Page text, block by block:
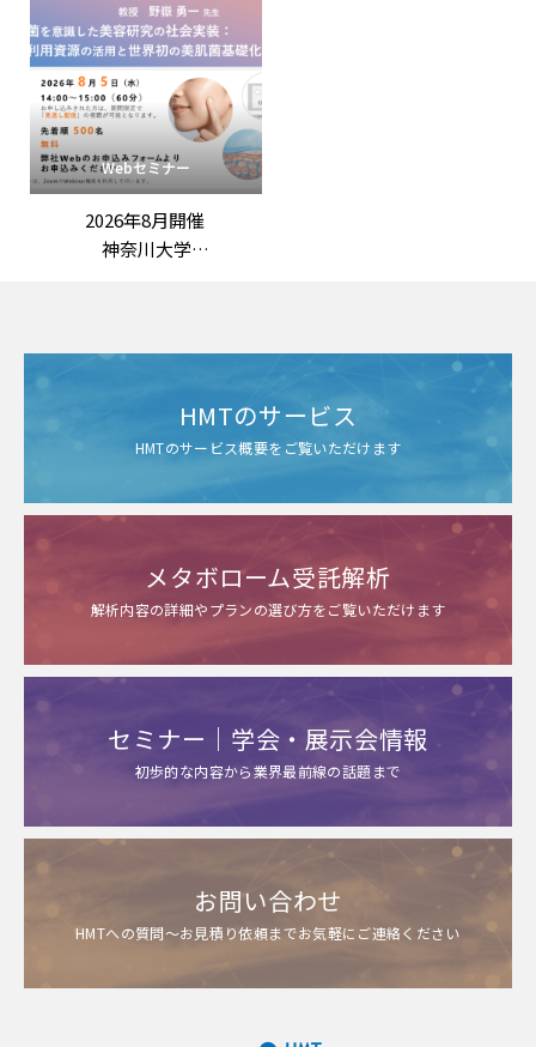
ロンジェビティ市場の最新
動向と「機能性表示食品」
の評価戦略
――拡大する抗老化ニーズに応
える臨床試験設計と作用機
序の組み立て方」
Webセミナー
2026年8月開催
神奈川大学
未利用資源の活用と世界初
HMTのサービス
HMTのサービス概要をご覧いただけます
メタボローム受託解析
解析内容の詳細やプランの選び方をご覧いただけます
セミナー｜学会・展示会情報
初歩的な内容から業界最前線の話題まで
お問い合わせ
HMTへの質問～お見積り依頼までお気軽にご連絡ください